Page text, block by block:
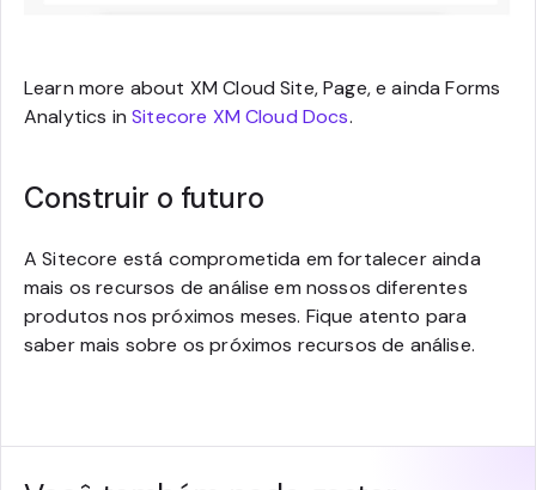
Learn more about XM Cloud Site, Page, e ainda Forms
Analytics inSitecore XM Cloud Docs.
Construir o futuro
A Sitecore está comprometida em fortalecer ainda
mais os recursos de análise em nossos diferentes
produtos nos próximos meses. Fique atento para
saber mais sobre os próximos recursos de análise.